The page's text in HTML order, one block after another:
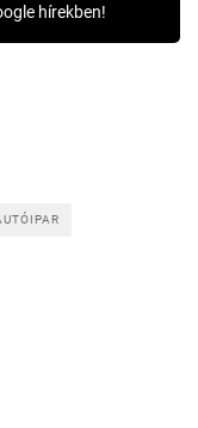
hírekben!